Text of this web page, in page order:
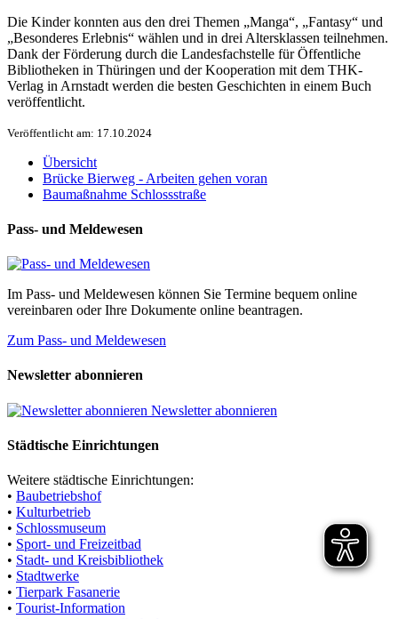
Die Kinder konnten aus den drei Themen „Manga“, „Fantasy“ und
„Besonderes Erlebnis“ wählen und in drei Altersklassen teilnehmen.
Dank der Förderung durch die Landesfachstelle für Öffentliche
Bibliotheken in Thüringen und der Kooperation mit dem THK-
Verlag in Arnstadt werden die besten Geschichten in einem Buch
veröffentlicht.
Veröffentlicht am: 17.10.2024
Übersicht
Brücke Bierweg - Arbeiten gehen voran
Baumaßnahme Schlossstraße
Pass- und Meldewesen
Im Pass- und Meldewesen können Sie Termine bequem online
vereinbaren oder Ihre Dokumente online beantragen.
Zum Pass- und Meldewesen
Newsletter abonnieren
Newsletter abonnieren
Städtische Einrichtungen
Weitere städtische Einrichtungen:
• Baubetriebshof
• Kulturbetrieb
• Schlossmuseum
• Sport- und Freizeitbad
• Stadt- und Kreisbibliothek
• Stadtwerke
• Tierpark Fasanerie
• Tourist-Information